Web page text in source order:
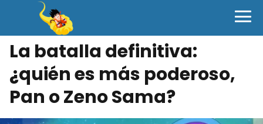
La batalla definitiva:
¿quién es más poderoso,
Pan o Zeno Sama?